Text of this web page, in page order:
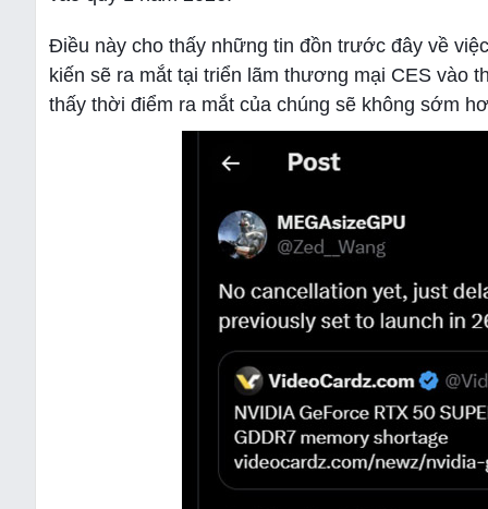
Điều này cho thấy những tin đồn trước đây về
kiến ​​sẽ ra mắt tại triển lãm thương mại CES vào
thấy thời điểm ra mắt của chúng sẽ không sớm